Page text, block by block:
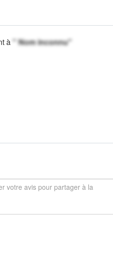
à" Nom inconnu"